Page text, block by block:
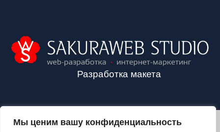
Мы ценим вашу конфиденциальность
Разработка макета
2024©VALOZHIN.BY - НОВОСТИ ВОЛОЖИНСКОГО РАЙОНА